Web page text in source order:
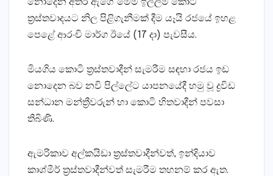
නොදෙන අතර ඇගේ මෙම ඉල්ලීම කොටි
ත්‍රස්‌තවාදයට නිල පිළිගැනීමක්‌ දීම යෑයි රජයේ ඉහළ
පෙළේ ආරංචි මාර්ග ඊයේ (17 දා) පැවසීය.
මියගිය කොටි ත්‍රස්‌තවාදීන් සැමරීම සඳහා රජය ඉඩ
නොදෙන බව නවි පිල්ලේට යාපනයේදී හමු වූ ද්‍රවිඩ
සන්ධාන මන්ත්‍රීවරුන් හා කොටි හිතවාදීන් පවසා
තිබිණි.
ඇමරිකාව අල්කයිඩා ත්‍රස්‌තවාදීන්වත්, ඉන්දියාව
කාශ්මීර් ත්‍රස්‌තවාදීන්වත් සැමරීම තහනම් කර ඇත.